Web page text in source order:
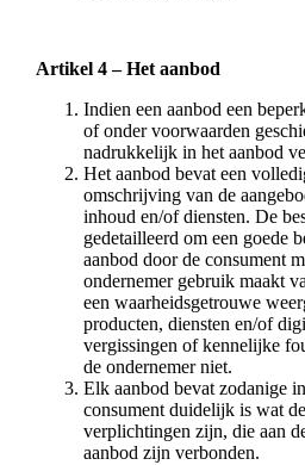
Artikel 4 – Het aanbod
Indien een aanbod een
of onder voorwaarden
nadrukkelijk in het aanbod
Het aanbod bevat een
omschrijving van de
inhoud en/of diensten. De
gedetailleerd om een goede
aanbod door de consument
ondernemer gebruik maakt
een waarheidsgetrouwe
producten, diensten en/of
vergissingen of kennelijke
de ondernemer niet.
Elk aanbod bevat zodanige
consument duidelijk is wat
verplichtingen zijn, die aan
aanbod zijn verbonden.